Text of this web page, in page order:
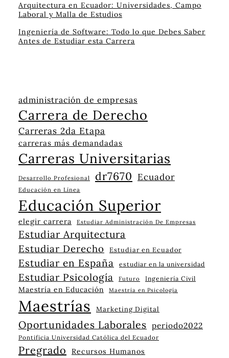
Arquitectura en Ecuador: Universidades, Campo
Laboral y Malla de Estudios
Ingeniería de Software: Todo lo que Debes Saber
Antes de Estudiar esta Carrera
administración de empresas
Carrera de Derecho
Carreras 2da Etapa
carreras más demandadas
Carreras Universitarias
Desarrollo Profesional dr7670 Ecuador
Educación en Línea
Educación Superior
elegir carrera Estudiar Administración De Empresas
Estudiar Arquitectura
Estudiar Derecho
Estudiar en Ecuador
Estudiar en España estudiar en la universidad
Estudiar Psicología Futuro Ingeniería Civil
Maestría en Educación Maestría en Psicología
Maestrías Marketing Digital
Oportunidades Laborales periodo2022
Pontificia Universidad Católica del Ecuador
Pregrado Recursos Humanos